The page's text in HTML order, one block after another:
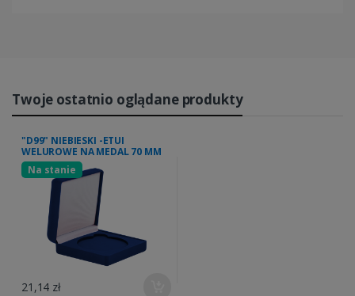
Twoje ostatnio oglądane produkty
"D99" NIEBIESKI -ETUI
WELUROWE NA MEDAL 70 MM
Na stanie
21,14 zł